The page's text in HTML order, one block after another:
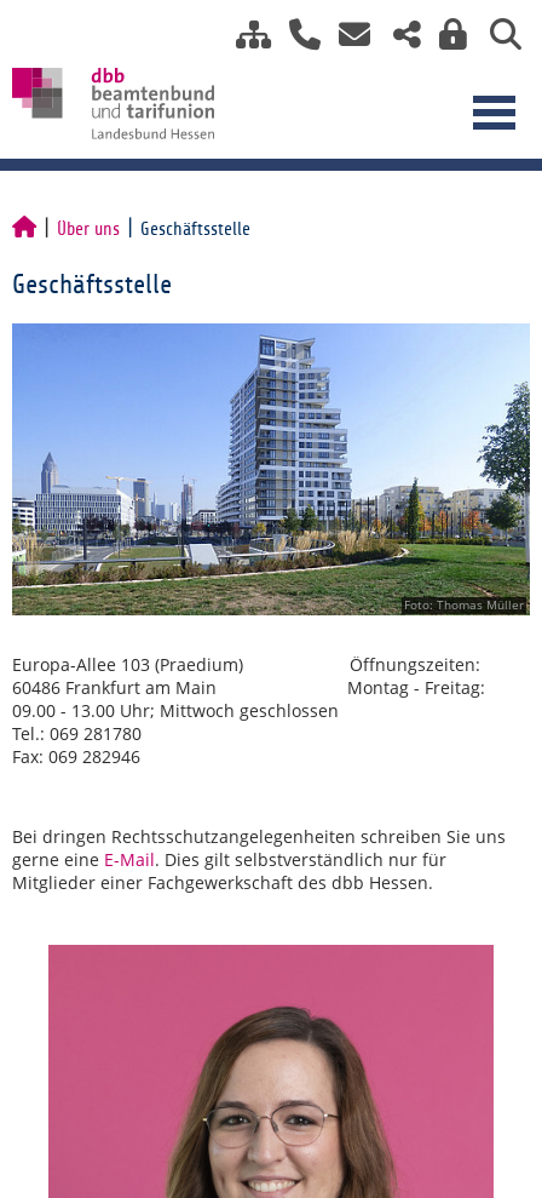
Über uns Geschäftsstelle
Geschäftsstelle
Foto: Thomas Müller
Europa-Allee 103 (Praedium) Öffnungszeiten:
60486 Frankfurt am Main Montag - Freitag:
09.00 - 13.00 Uhr; Mittwoch geschlossen
Tel.: 069 281780
Fax: 069 282946
Bei dringen Rechtsschutzangelegenheiten schreiben Sie uns
gerne eine E-Mail. Dies gilt selbstverständlich nur für
Mitglieder einer Fachgewerkschaft des dbb Hessen.